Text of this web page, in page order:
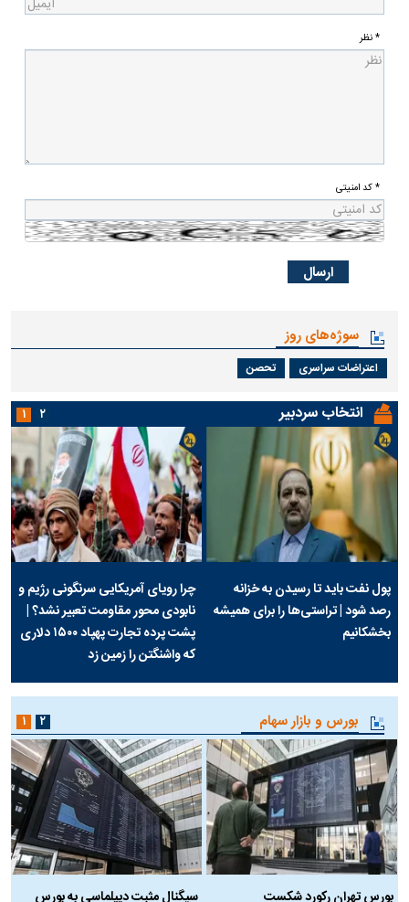
* نظر
* کد امنیتی
سوژه‌های روز
اعتراضات سراسری تحصن
انتخاب سردبیر
پول نفت باید تا رسیدن به خزانه
رصد شود | تراستی‌ها را برای همیشه
بخشکانیم
چرا رویای آمریکایی سرنگونی رژیم و
نابودی محور مقاومت تعبیر نشد؟ |
پشت پرده تجارت پهپاد‌ ۱۵۰۰ دلاری
که واشنگتن را زمین زد
۱ ۲
بورس و بازار سهام ۱ ۲